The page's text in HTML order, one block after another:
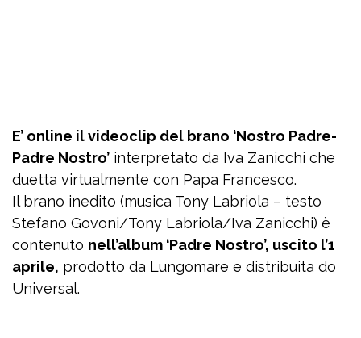
E’ online il videoclip del brano ‘Nostro Padre-
Padre Nostro’ interpretato da Iva Zanicchi che
duetta virtualmente con Papa Francesco.
Il brano inedito (musica Tony Labriola – testo
Stefano Govoni/Tony Labriola/Iva Zanicchi) è
contenuto nell’album ‘Padre Nostro’, uscito l’1
aprile, prodotto da Lungomare e distribuita do
Universal.